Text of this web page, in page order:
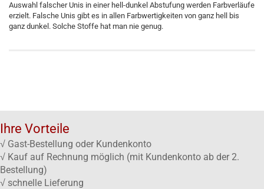
Auswahl falscher Unis in einer hell-dunkel Abstufung werden Farbverläufe
erzielt. Falsche Unis gibt es in allen Farbwertigkeiten von ganz hell bis
ganz dunkel. Solche Stoffe hat man nie genug.
Ihre Vorteile
√ Gast-Bestellung oder Kundenkonto
√ Kauf auf Rechnung möglich (mit Kundenkonto ab der 2.
Bestellung)
√ schnelle Lieferung